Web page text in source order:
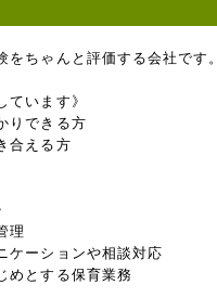
をちゃんと評価する会社です。
ています》
りできる方
合える方
理
ケーションや相談対応
めとする保育業務